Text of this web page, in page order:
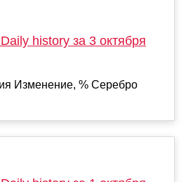
history за 3 октября
Изменение, % Серебро